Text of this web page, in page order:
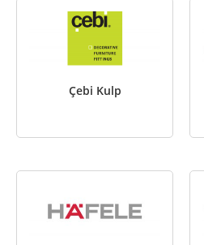
Çebi Kulp